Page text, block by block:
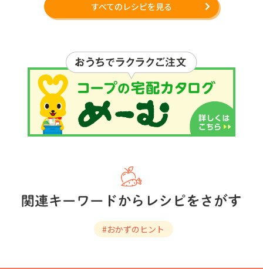
すべてのレシピを見る
#おかずのヒント